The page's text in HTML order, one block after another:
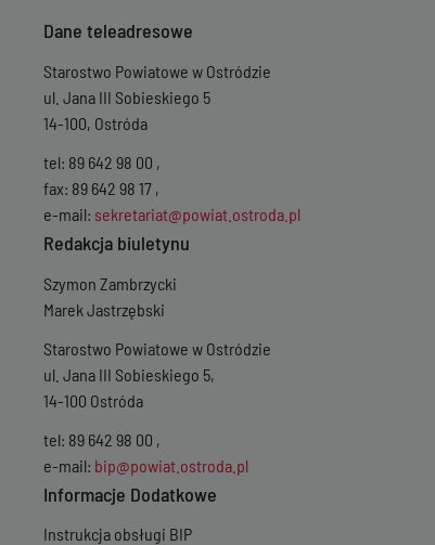
Dane teleadresowe
Starostwo Powiatowe w Ostródzie
ul. Jana III Sobieskiego 5
14-100, Ostróda
tel: 89 642 98 00 ,
fax: 89 642 98 17 ,
e-mail: sekretariat@powiat.ostroda.pl
Redakcja biuletynu
Szymon Zambrzycki
Marek Jastrzębski
Starostwo Powiatowe w Ostródzie
ul. Jana III Sobieskiego 5,
14-100 Ostróda
tel: 89 642 98 00 ,
e-mail: bip@powiat.ostroda.pl
Informacje Dodatkowe
Instrukcja obsługi BIP